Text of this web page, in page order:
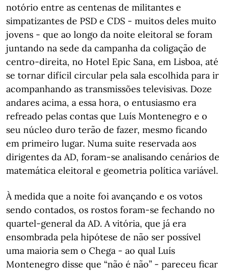
notório entre as centenas de militantes e
simpatizantes de PSD e CDS - muitos deles muito
jovens - que ao longo da noite eleitoral se foram
juntando na sede da campanha da coligação de
centro-direita, no Hotel Epic Sana, em Lisboa, até
se tornar difícil circular pela sala escolhida para ir
acompanhando as transmissões televisivas. Doze
andares acima, a essa hora, o entusiasmo era
refreado pelas contas que Luís Montenegro e o
seu núcleo duro terão de fazer, mesmo ficando
em primeiro lugar. Numa suite reservada aos
dirigentes da AD, foram-se analisando cenários de
matemática eleitoral e geometria política variável.
À medida que a noite foi avançando e os votos
sendo contados, os rostos foram-se fechando no
quartel-general da AD. A vitória, que já era
ensombrada pela hipótese de não ser possível
uma maioria sem o Chega - ao qual Luís
Montenegro disse que “não é não” - pareceu ficar